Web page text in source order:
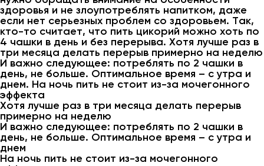
здоровья и не злоупотреблять напитком, даже
если нет серьезных проблем со здоровьем. Так,
кто-то считает, что пить цикорий можно хоть по
4 чашки в день и без перерыва. Хотя лучше раз в
три месяца делать перерыв примерно на неделю
И важно следующее: потреблять по 2 чашки в
день, не больше. Оптимальное время – с утра и
днем. На ночь пить не стоит из-за мочегонного
эффекта
Хотя лучше раз в три месяца делать перерыв
примерно на неделю
И важно следующее: потреблять по 2 чашки в
день, не больше. Оптимальное время – с утра и
днем
На ночь пить не стоит из-за мочегонного